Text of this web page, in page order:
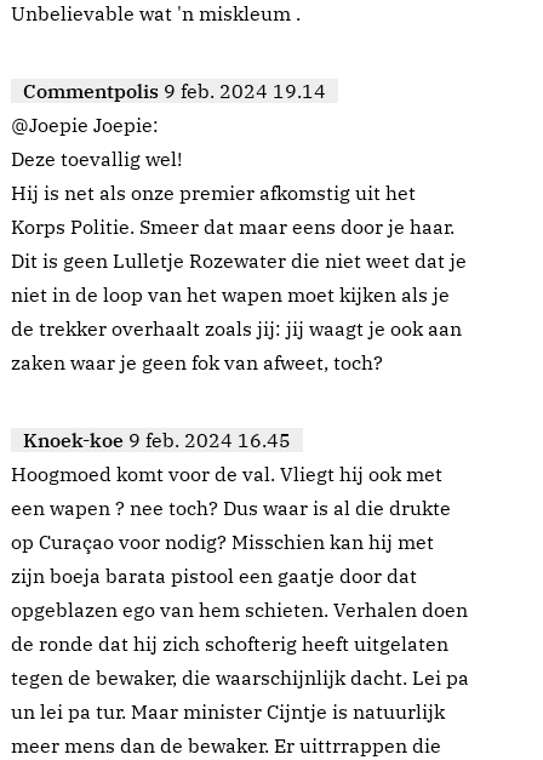
Unbelievable wat 'n miskleum .
Commentpolis 9 feb. 2024 19.14
@Joepie Joepie:
Deze toevallig wel!
Hij is net als onze premier afkomstig uit het
Korps Politie. Smeer dat maar eens door je haar.
Dit is geen Lulletje Rozewater die niet weet dat je
niet in de loop van het wapen moet kijken als je
de trekker overhaalt zoals jij: jij waagt je ook aan
zaken waar je geen fok van afweet, toch?
Knoek-koe 9 feb. 2024 16.45
Hoogmoed komt voor de val. Vliegt hij ook met
een wapen ? nee toch? Dus waar is al die drukte
op Curaçao voor nodig? Misschien kan hij met
zijn boeja barata pistool een gaatje door dat
opgeblazen ego van hem schieten. Verhalen doen
de ronde dat hij zich schofterig heeft uitgelaten
tegen de bewaker, die waarschijnlijk dacht. Lei pa
un lei pa tur. Maar minister Cijntje is natuurlijk
meer mens dan de bewaker. Er uittrrappen die